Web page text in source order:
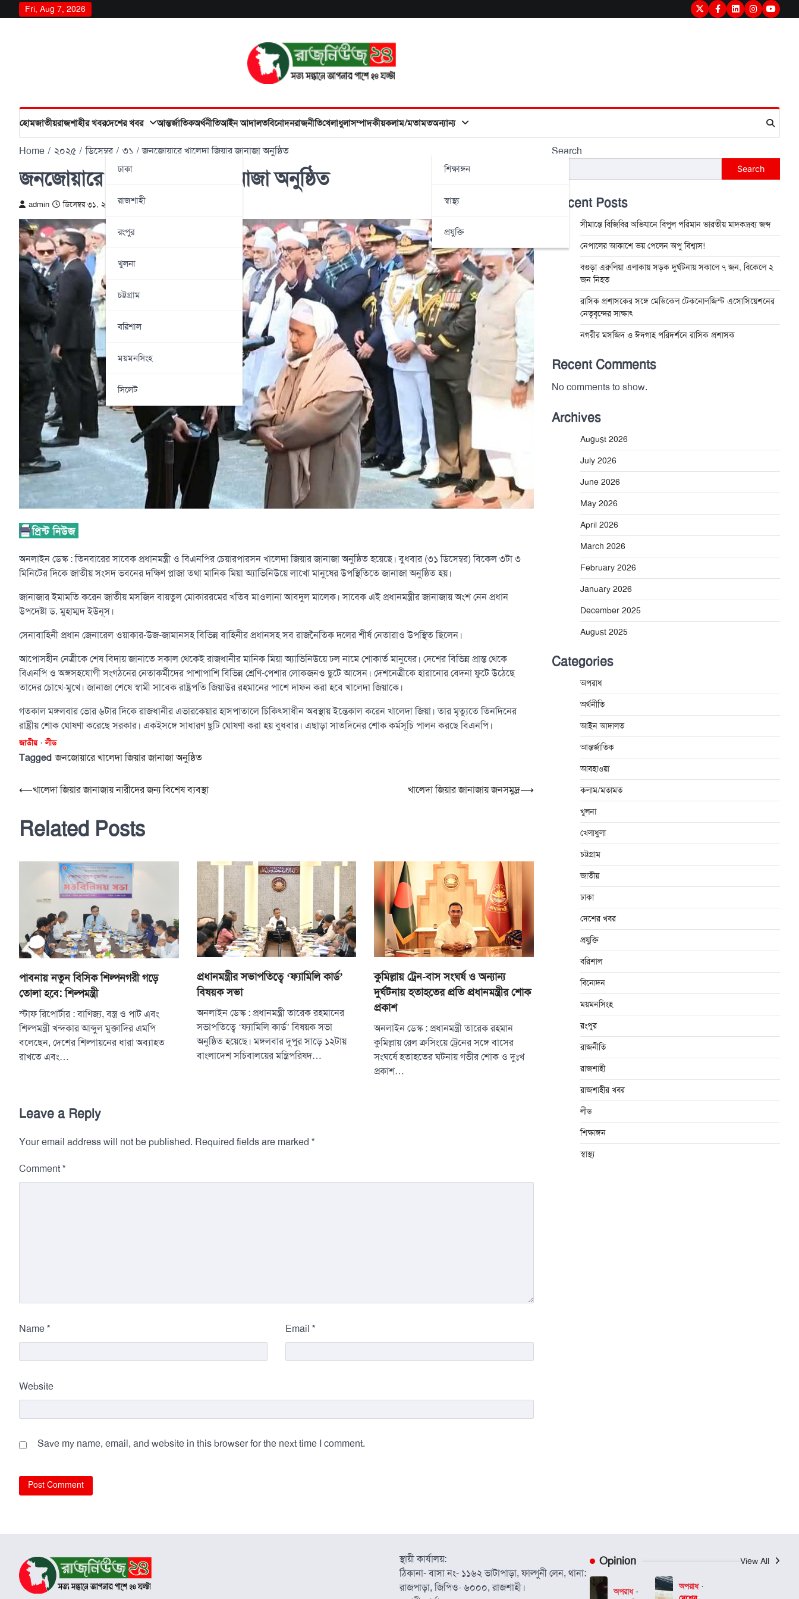
to
Fri, Aug 7, 2026 TwitterFacebook
LinkedInInstagram
হোমজাতীয়রাজশাহীর খবরদেশের খবর
ঢাকা
রাজশাহী
রংপুর
খুলনা
চট্টগ্রাম
বরিশাল
ময়মনসিংহ
সিলেট
আন্তর্জাতিকঅর্থনীতিআইন আদালতবিনোদনরাজনীতিখেলাধুলাসম্পাদকীয়কলাম/মতামতঅন্যান্য
শিক্ষাঙ্গন
স্বাস্থ্য
প্রযুক্তি
Home ২০২৫ ডিসেম্বর ৩১ জনজোয়ারে খালেদা জিয়ার জানাজা অনুষ্ঠিত
জনজোয়ারে খালেদা জিয়ার জানাজা অনুষ্ঠিত
admin ডিসেম্বর ৩১, ২০২৫
অনলাইন ডেস্ক : তিনবারের সাবেক প্রধানমন্ত্রী ও বিএনপির চেয়ারপারসন খালেদা জিয়ার জানাজা অনুষ্ঠিত হয়েছে। বুধবার (৩১ ডিসেম্বর) বিকেল ৩টা ৩
মিনিটের দিকে জাতীয় সংসদ ভবনের দক্ষিণ প্লাজা তথা মানিক মিয়া অ্যাভিনিউয়ে লাখো মানুষের উপস্থিতিতে জানাজা অনুষ্ঠিত হয়।
জানাজার ইমামতি করেন জাতীয় মসজিদ বায়তুল মোকাররমের খতিব মাওলানা আবদুল মালেক। সাবেক এই প্রধানমন্ত্রীর জানাজায় অংশ নেন প্রধান
উপদেষ্টা ড. মুহাম্মদ ইউনূস।
সেনাবাহিনী প্রধান জেনারেল ওয়াকার-উজ-জামানসহ বিভিন্ন বাহিনীর প্রধানসহ সব রাজনৈতিক দলের শীর্ষ নেতারাও উপস্থিত ছিলেন।
আপোসহীন নেত্রীকে শেষ বিদায় জানাতে সকাল থেকেই রাজধানীর মানিক মিয়া অ্যাভিনিউয়ে ঢল নামে শোকার্ত মানুষের। দেশের বিভিন্ন প্রান্ত থেকে
বিএনপি ও অঙ্গসহযোগী সংগঠনের নেতাকর্মীদের পাশাপাশি বিভিন্ন শ্রেণি-পেশার লোকজনও ছুটে আসেন। দেশনেত্রীকে হারানোর বেদনা ফুটে উঠেছে
তাদের চোখে-মুখে। জানাজা শেষে স্বামী সাবেক রাষ্ট্রপতি জিয়াউর রহমানের পাশে দাফন করা হবে খালেদা জিয়াকে।
গতকাল মঙ্গলবার ভোর ৬টার দিকে রাজধানীর এভারকেয়ার হাসপাতালে চিকিৎসাধীন অবস্থায় ইন্তেকাল করেন খালেদা জিয়া। তার মৃত্যুতে তিনদিনের
রাষ্ট্রীয় শোক ঘোষণা করেছে সরকার। একইসঙ্গে সাধারণ ছুটি ঘোষণা করা হয় বুধবার। এছাড়া সাতদিনের শোক কর্মসূচি পালন করছে বিএনপি।
জাতীয় লীড
Taggedজনজোয়ারে খালেদা জিয়ার জানাজা অনুষ্ঠিত
Post
⟵খালেদা জিয়ার জানাজায় নারীদের জন্য বিশেষ ব্যবস্থা খালেদা জিয়ার জানাজায় জনসমুদ্র⟶
Related Posts
পাবনায় নতুন বিসিক শিল্পনগরী গড়ে
তোলা হবে: শিল্পমন্ত্রী
স্টাফ রিপোর্টার : বাণিজ্য, বস্ত্র ও পাট এবং
শিল্পমন্ত্রী খন্দকার আব্দুল মুক্তাদির এমপি
বলেছেন, দেশের শিল্পায়নের ধারা অব্যাহত
রাখতে এবং…
প্রধানমন্ত্রীর সভাপতিত্বে ‘ফ্যামিলি কার্ড’
বিষয়ক সভা
অনলাইন ডেস্ক : প্রধানমন্ত্রী তারেক রহমানের
সভাপতিত্বে ‘ফ্যামিলি কার্ড’ বিষয়ক সভা
অনুষ্ঠিত হয়েছে। মঙ্গলবার দুপুর সাড়ে ১২টায়
বাংলাদেশ সচিবালয়ের মন্ত্রিপরিষদ…
কুমিল্লায় ট্রেন-বাস সংঘর্ষ ও অন্যান্য
দুর্ঘটনায় হতাহতের প্রতি প্রধানমন্ত্রীর শোক
প্রকাশ
অনলাইন ডেস্ক : প্রধানমন্ত্রী তারেক রহমান
কুমিল্লায় রেল ক্রসিংয়ে ট্রেনের সঙ্গে বাসের
সংঘর্ষে হতাহতের ঘটনায় গভীর শোক ও দুঃখ
প্রকাশ…
Leave a Reply
Your email address will not be published. Required fields are marked *
Comment *
Name * Email *
Website
Save my name, email, and website in this browser for the next time I comment.
Search
Search
Recent Posts
সীমান্তে বিজিবির অভিযানে বিপুল পরিমান ভারতীয় মাদকদ্রব্য জব্দ
নেপালের আকাশে ভয় পেলেন অপু বিশ্বাস!
বগুড়া এরুলিয়া এলাকায় সড়ক দুর্ঘট্নায় সকালে ৭ জন, বিকেলে ২
জন নিহত
রাসিক প্রশাসকের সঙ্গে মেডিকেল টেকনোলজিস্ট এসোসিয়েশনের
নেতৃবৃন্দের সাক্ষাৎ
নগরীর মসজিদ ও ঈদগাহ পরিদর্শনে রাসিক প্রশাসক
Recent Comments
No comments to show.
Archives
August 2026
July 2026
June 2026
May 2026
April 2026
March 2026
February 2026
January 2026
December 2025
August 2025
Categories
অপরাধ
অর্থনীতি
আইন আদালত
আন্তর্জাতিক
আবহাওয়া
কলাম/মতামত
খুলনা
খেলাধুলা
চট্টগ্রাম
জাতীয়
ঢাকা
দেশের খবর
প্রযুক্তি
বরিশাল
বিনোদন
ময়মনসিংহ
রংপুর
রাজনীতি
রাজশাহী
রাজশাহীর খবর
লীড
শিক্ষাঙ্গন
স্বাস্থ্য
স্থায়ী কার্যালয়:
ঠিকানা- বাসা নং- ১১৬২ ভাটাপাড়া, ফাল্গুনী লেন, থানা:
রাজপাড়া, জিপিও- ৬০০০, রাজশাহী।
Opinion View All
অপরাধ
অপরাধ